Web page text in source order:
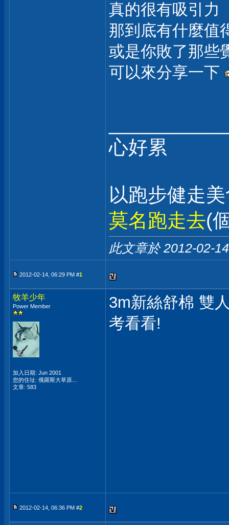
真的很有吸引力
那到底有什麼值
或是你敗了那些
可以來分享一下
心好累
以跑步健走
莫名跑走去(
此文章於 2012-02-
2012-02-14, 06:29 PM #1
牧羊少年
Power Member
加入日期: Jun 2001
您的住址: 俄羅斯大草原...
文章: 583
3m新絲舒棉 雙
考看看!
2012-02-14, 06:36 PM #2